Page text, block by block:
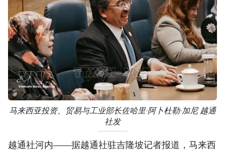
马来西亚投资、贸易与工业部长佐哈里·阿卜杜勒·加尼 越通
社发
越通社河内——据越通社驻吉隆坡记者报道，马来西